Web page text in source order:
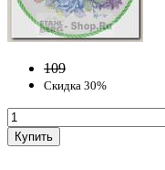
109
Скидка 30%